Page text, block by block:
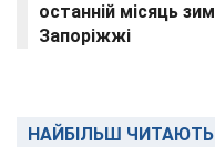
останній місяць
Запоріжжі
НАЙБІЛЬШ ЧИТАЮТЬ